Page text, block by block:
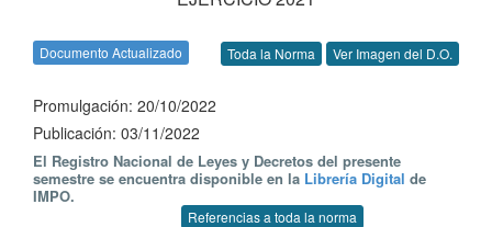
Documento Actualizado Toda la Norma Ver Imagen del D.O.
Promulgación: 20/10/2022
Publicación: 03/11/2022
El Registro Nacional de Leyes y Decretos del presente
semestre se encuentra disponible en la Librería Digital de
IMPO.
Referencias a toda la norma